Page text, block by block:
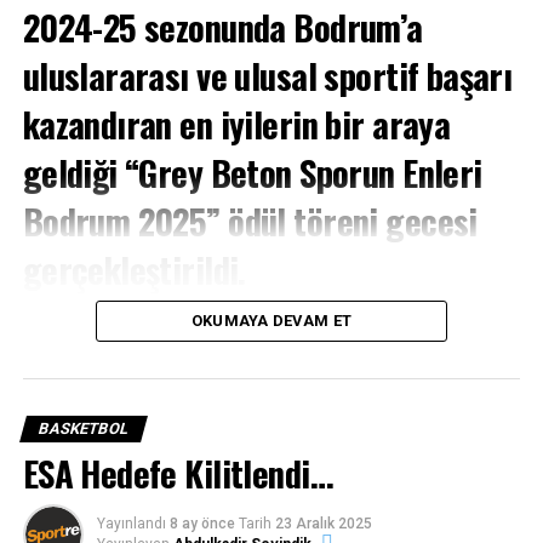
2024-25 sezonunda Bodrum’a
uluslararası ve ulusal sportif başarı
kazandıran en iyilerin bir araya
geldiği “Grey Beton Sporun Enleri
Bodrum 2025” ödül töreni gecesi
Bu yıl ikincisi düzenlenen ödül töreninde
bir araya gelen 400 kişilik davetli topluluğu, bir sezon
boyunca elde edilen üstün başarıların taçlanmasına
OKUMAYA DEVAM ET
BASKETBOL
ESA Hedefe Kilitlendi…
Yayınlandı 8 ay önce Tarih 23 Aralık 2025